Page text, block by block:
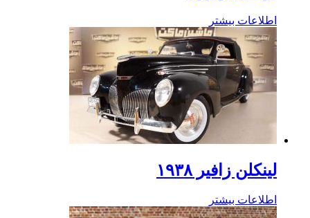
اطلاعات بیشتر
لینکلن زافیر ۱۹۳۸
اطلاعات بیشتر